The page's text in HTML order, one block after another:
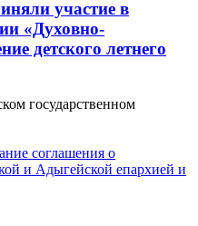
участие в
«Духовно-
детского летнего
государственном